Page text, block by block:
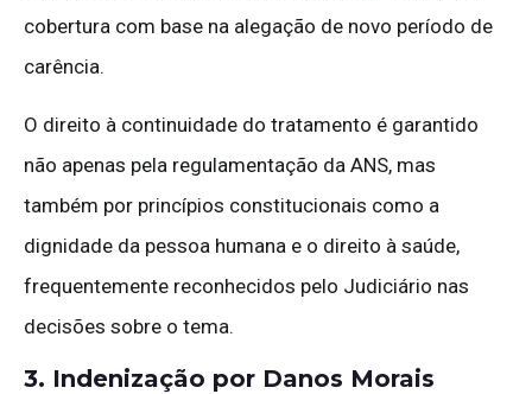
cobertura com base na alegação de novo período de
carência.
O direito à continuidade do tratamento é garantido
não apenas pela regulamentação da ANS, mas
também por princípios constitucionais como a
dignidade da pessoa humana e o direito à saúde,
frequentemente reconhecidos pelo Judiciário nas
decisões sobre o tema.
3. Indenização por Danos Morais